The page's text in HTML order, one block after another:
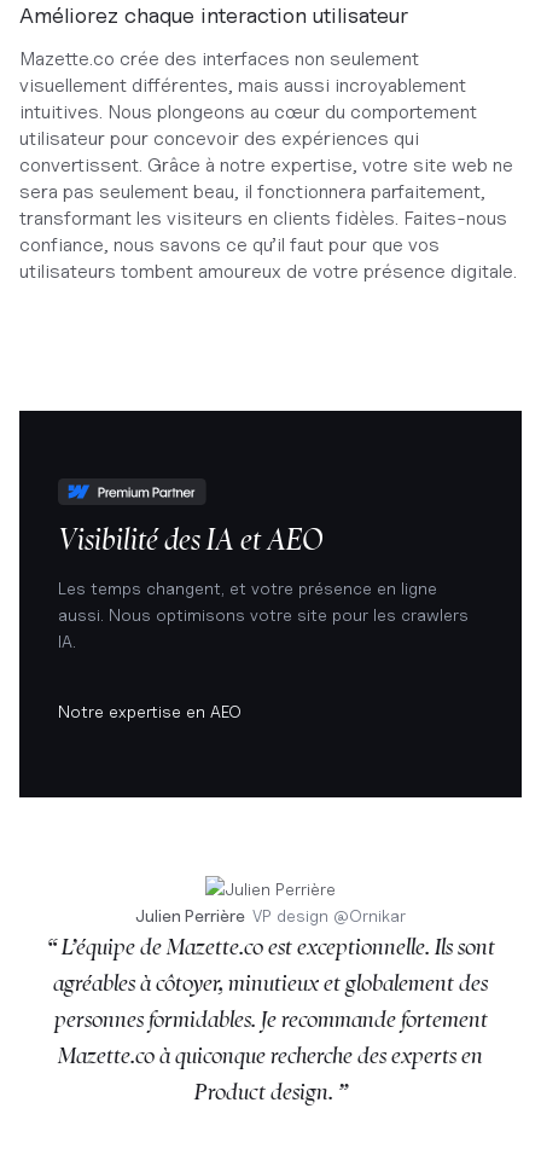
Améliorez chaque interaction utilisateur
Mazette.co crée des interfaces non seulement
visuellement différentes, mais aussi incroyablement
intuitives. Nous plongeons au cœur du comportement
utilisateur pour concevoir des expériences qui
convertissent. Grâce à notre expertise, votre site web ne
sera pas seulement beau, il fonctionnera parfaitement,
transformant les visiteurs en clients fidèles. Faites-nous
confiance, nous savons ce qu’il faut pour que vos
utilisateurs tombent amoureux de votre présence digitale.
Visibilité des IA et AEO
Les temps changent, et votre présence en ligne
aussi. Nous optimisons votre site pour les crawlers
IA.
Notre expertise en AEO
Julien Perrière VP design @Ornikar
“ L’équipe de Mazette.co est exceptionnelle. Ils sont
agréables à côtoyer, minutieux et globalement des
personnes formidables. Je recommande fortement
Mazette.co à quiconque recherche des experts en
Product design. ”